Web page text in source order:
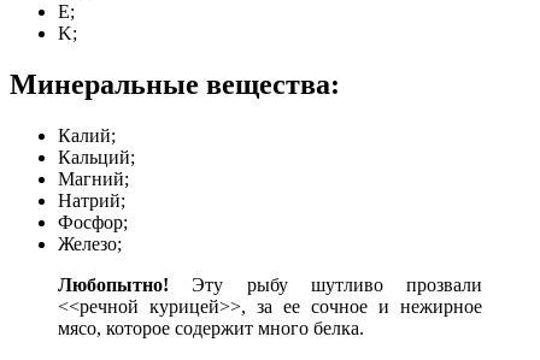
E;
K;
Минеральные вещества:
Калий;
Кальций;
Магний;
Натрий;
Фосфор;
Железо;
Любопытно! Эту рыбу шутливо прозвали
<<речной курицей>>, за ее сочное и нежирное
мясо, которое содержит много белка.